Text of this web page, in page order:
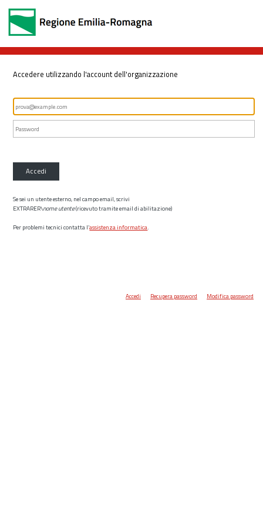
Accedere utilizzando l'account dell'organizzazione
Accedi
Se sei un utente esterno, nel campo email, scrivi
EXTRARER\nome utente(ricevuto tramite email di abilitazione)
Per problemi tecnici contatta l’assistenza informatica.
Accedi Recupera password Modifica password